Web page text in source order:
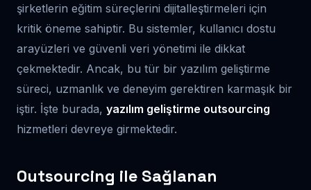
şirketlerin eğitim süreçlerini dijitalleştirmeleri için
kritik öneme sahiptir. Bu sistemler, kullanıcı dostu
arayüzleri ve güvenli veri yönetimi ile dikkat
çekmektedir. Ancak, bu tür bir yazılım geliştirme
süreci, uzmanlık ve deneyim gerektiren karmaşık bir
iştir. İşte burada, yazılım geliştirme outsourcing
hizmetleri devreye girmektedir.
Outsourcing ile Sağlanan